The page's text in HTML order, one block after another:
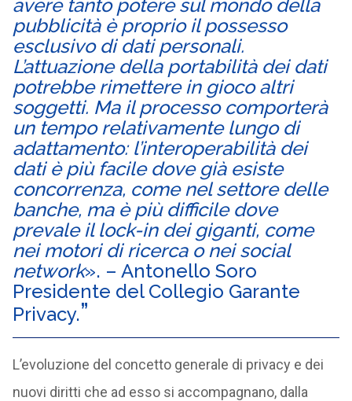
avere tanto potere sul mondo della
pubblicità è proprio il possesso
esclusivo di dati personali.
L’attuazione della portabilità dei dati
potrebbe rimettere in gioco altri
soggetti. Ma il processo comporterà
un tempo relativamente lungo di
adattamento: l’interoperabilità dei
dati è più facile dove già esiste
concorrenza, come nel settore delle
banche, ma è più difficile dove
prevale il lock-in dei giganti, come
nei motori di ricerca o nei social
network». – Antonello Soro
Presidente del Collegio Garante
Privacy.
L’evoluzione del concetto generale di privacy e dei
nuovi diritti che ad esso si accompagnano, dalla